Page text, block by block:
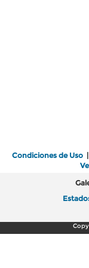
Condiciones de Uso |